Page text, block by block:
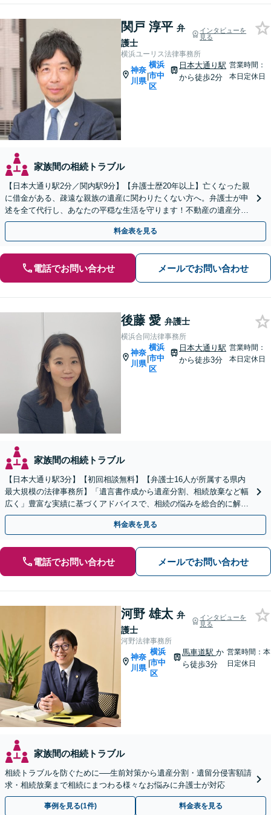
関戸 淳平 弁
護士
インタビューを
見る
横浜ユーリス法律事務所
神奈
川県
|
横浜
市中
区
日本大通り駅
から徒歩2分
営業時間：
本日定休日
家族間の相続トラブル
【日本大通り駅2分／関内駅9分】【弁護士歴20年以上】亡くなった親
に借金がある、疎遠な親族の遺産に関わりたくない方へ。弁護士が申
述を全て代行し、あなたの平穏な生活を守ります！不動産の遺産分割
や遺留分問題も実績豊富【夜間や休日相談も対応可能】
料金表を見る
電話でお問い合わせ メールでお問い合わせ
後藤 愛 弁護士
横浜合同法律事務所
神奈
川県
|
横浜
市中
区
日本大通り駅
から徒歩3分
営業時間：
本日定休日
家族間の相続トラブル
【日本大通り駅3分】【初回相談無料】【弁護士16人が所属する県内
最大規模の法律事務所】「遺言書作成から遺産分割、相続放棄など幅
広く」豊富な実績に基づくアドバイスで、相続の悩みを総合的に解決
へ導く「相続登記義務化に対応」【WEB面談対応】
料金表を見る
電話でお問い合わせ メールでお問い合わせ
河野 雄太 弁
護士
インタビューを
見る
河野法律事務所
神奈
川県
|
横浜
市中
区
馬車道駅か
ら徒歩3分
営業時間：本
日定休日
家族間の相続トラブル
相続トラブルを防ぐために──生前対策から遺産分割・遺留分侵害額請
求・相続放棄まで相続にまつわる様々なお悩みに弁護士が対応
事例を見る(1件) 料金表を見る